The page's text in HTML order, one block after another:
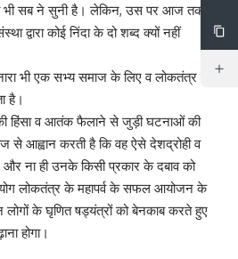
भी सब ने सुनी है। लेकिन, उस पर आज तक
द्वारा कोई निंदा के दो शब्द क्यों नहीं
भी एक सभ्य समाज के लिए व लोकतंत्र के
है।
की हिंसा व आतंक फैलाने से जुड़ी घटनाओं की
से आह्वान करती है कि वह ऐसे देशद्रोही व
ना ही उनके किसी प्रकार के दबाव को
लोकतंत्र के महापर्व के सफल आयोजन के
लोगों के घृणित षड्यंत्रों को बेनकाब करते हुए
होगा।